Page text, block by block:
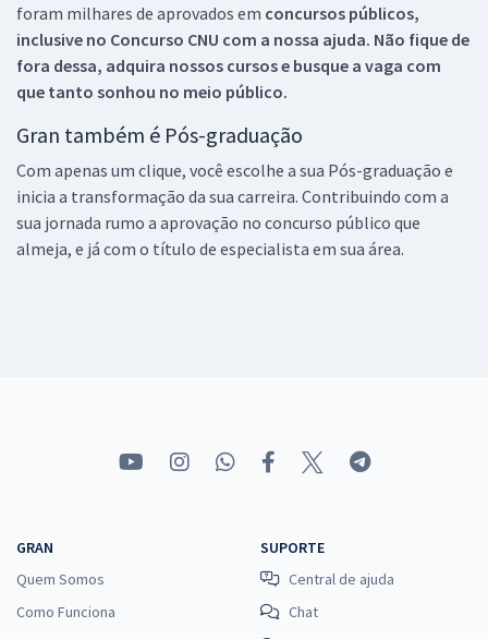
foram milhares de aprovados em concursos públicos,
inclusive no Concurso CNU com a nossa ajuda. Não fique de
fora dessa, adquira nossos cursos e busque a vaga com
que tanto sonhou no meio público.
Gran também é Pós-graduação
Com apenas um clique, você escolhe a sua Pós-graduação e
inicia a transformação da sua carreira. Contribuindo com a
sua jornada rumo a aprovação no concurso público que
almeja, e já com o título de especialista em sua área.
GRAN
Quem Somos
Como Funciona
SUPORTE
Central de ajuda
Chat